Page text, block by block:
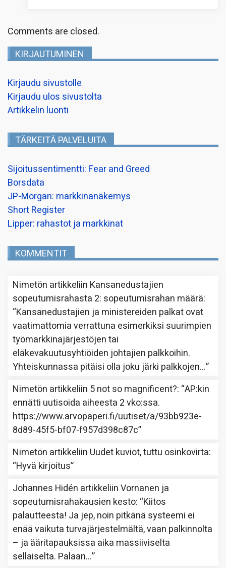
Comments are closed.
KIRJAUTUMINEN
Kirjaudu sivustolle
Kirjaudu ulos sivustolta
Artikkelin luonti
TÄRKEITÄ PALVELUITA
Sijoitussentimentti: Fear and Greed
Borsdata
JP-Morgan: markkinanäkemys
Short Register
Lipper: rahastot ja markkinat
KOMMENTIT
Nimetön artikkeliin Kansanedustajien
sopeutumisrahasta 2: sopeutumisrahan määrä:
“Kansanedustajien ja ministereiden palkat ovat
vaatimattomia verrattuna esimerkiksi suurimpien
työmarkkinajärjestöjen tai
eläkevakuutusyhtiöiden johtajien palkkoihin.
Yhteiskunnassa pitäisi olla joku järki palkkojen…”
Nimetön artikkeliin 5 not so magnificent?: “AP:kin
ennätti uutisoida aiheesta 2 vko:ssa.
https://www.arvopaperi.fi/uutiset/a/93bb923e-
8d89-45f5-bf07-f957d398c87c”
Nimetön artikkeliin Uudet kuviot, tuttu osinkovirta:
“Hyvä kirjoitus”
Johannes Hidén artikkeliinVornanen ja
sopeutumisrahakausien kesto: “Kiitos
palautteesta! Ja jep, noin pitkänä systeemi ei
enää vaikuta turvajärjestelmältä, vaan palkinnolta
– ja ääritapauksissa aika massiiviselta
sellaiselta. Palaan…”